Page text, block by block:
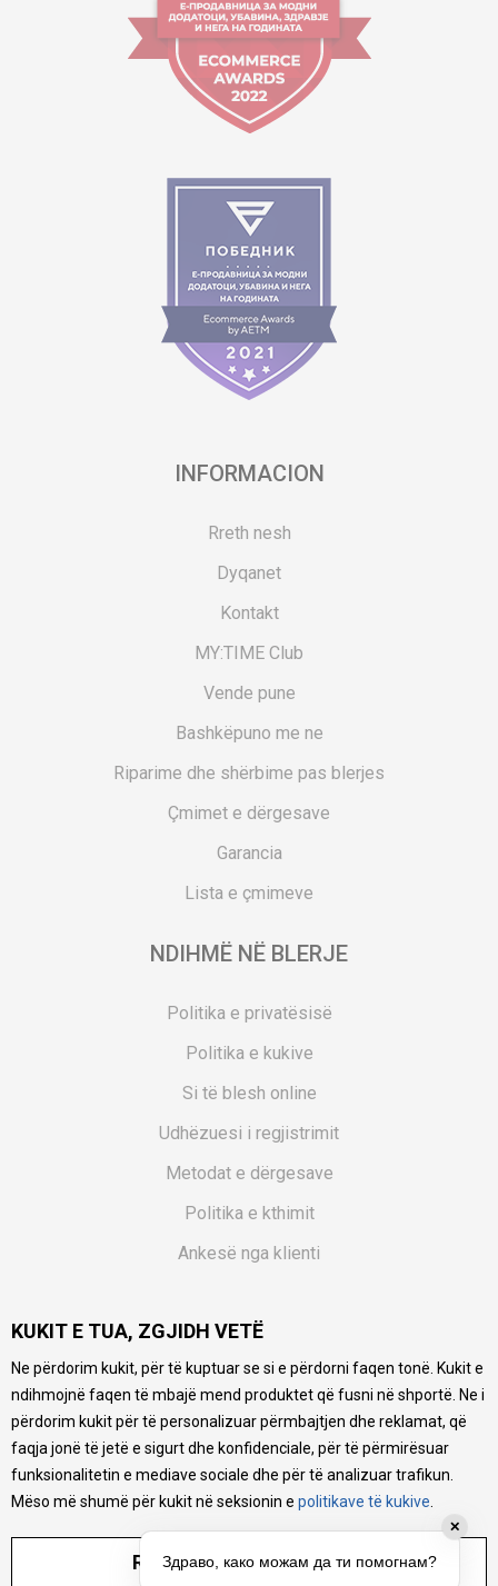
INFORMACION
Rreth nesh
Dyqanet
Kontakt
MY:TIME Club
Vende pune
Bashkëpuno me ne
Riparime dhe shërbime pas blerjes
Çmimet e dërgesave
Garancia
Lista e çmimeve
NDIHMË NË BLERJE
Politika e privatësisë
Politika e kukive
Si të blesh online
Udhëzuesi i regjistrimit
Metodat e dërgesave
Politika e kthimit
Ankesë nga klienti
Pyetjet më të shpeshta
Ne bëjmë çmos që të ofrojmë një përshkrim sa më të saktë
të produkteve tona, ofrojmë edhe foto e çmimin, por nuk
mund të garantojmë që informacioni është i plotë e pa
gabime. Të gjitha produktet janë pjesë e portfolios sonë, por
kjo nuk do të thotë se janë në gjendje në çdo çast.
KUKIT E TUA, ZGJIDH VETË
Ne përdorim kukit, për të kuptuar se si e përdorni faqen tonë. Kukit e
ndihmojnë faqen të mbajë mend produktet që fusni në shportë. Ne i
përdorim kukit për të personalizuar përmbajtjen dhe reklamat, që
faqja jonë të jetë e sigurt dhe konfidenciale, për të përmirësuar
funksionalitetin e mediave sociale dhe për të analizuar trafikun.
Mëso më shumë për kukit në seksionin e politikave të kukive
RREGULLO PARAMETRAT
✕
Здраво, како можам да ти помогнам?